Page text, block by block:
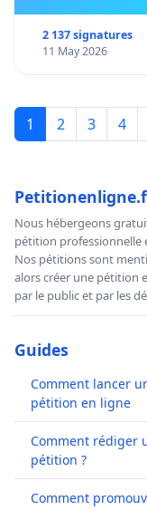
2 137 signatures
11 May 2026
1 2 3 4
Nous hébergeons
pétition professionnelle
Nos pétitions sont
alors créer une pétition
par le public et par les
Guides
Comment lancer
pétition en ligne
Comment rédiger
pétition ?
Comment